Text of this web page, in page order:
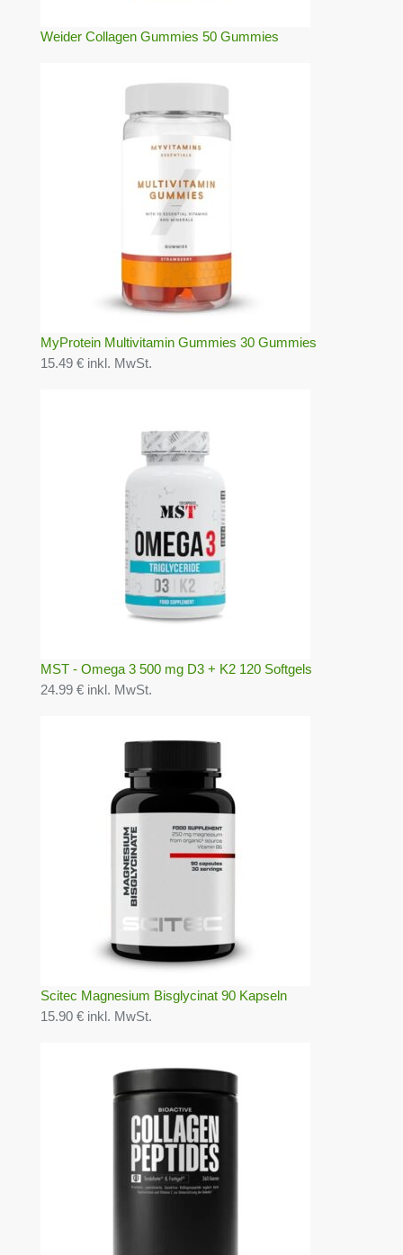
Weider Collagen Gummies 50 Gummies
MyProtein Multivitamin Gummies 30 Gummies
15.49 € inkl. MwSt.
MST - Omega 3 500 mg D3 + K2 120 Softgels
24.99 € inkl. MwSt.
Scitec Magnesium Bisglycinat 90 Kapseln
15.90 € inkl. MwSt.